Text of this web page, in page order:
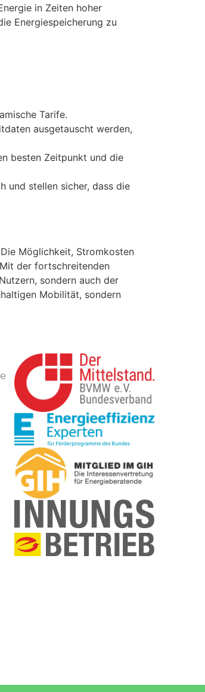
in Zeiten hoher
Energiespeicherung zu
Tarife.
ausgetauscht werden,
besten Zeitpunkt und die
und stellen sicher, dass die
Möglichkeit, Stromkosten
der fortschreitenden
sondern auch der
Mobilität, sondern